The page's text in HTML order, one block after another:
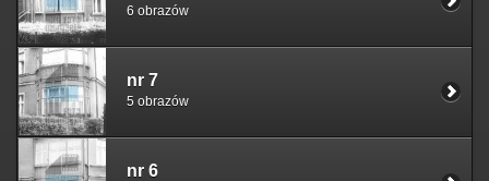
6 obrazów
nr 7
5 obrazów
nr 6